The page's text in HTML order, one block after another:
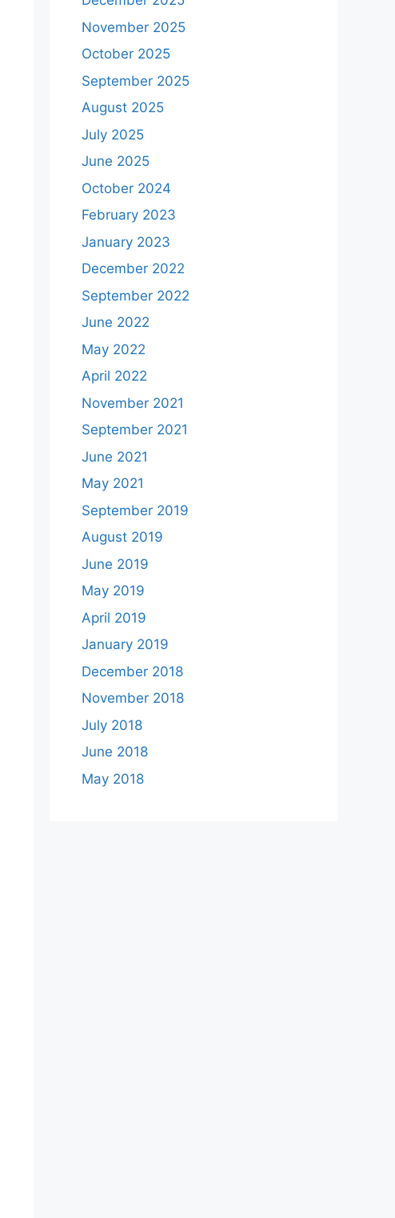
November 2025
October 2025
September 2025
August 2025
July 2025
June 2025
October 2024
February 2023
January 2023
December 2022
September 2022
June 2022
May 2022
April 2022
November 2021
September 2021
June 2021
May 2021
September 2019
August 2019
June 2019
May 2019
April 2019
January 2019
December 2018
November 2018
July 2018
June 2018
May 2018